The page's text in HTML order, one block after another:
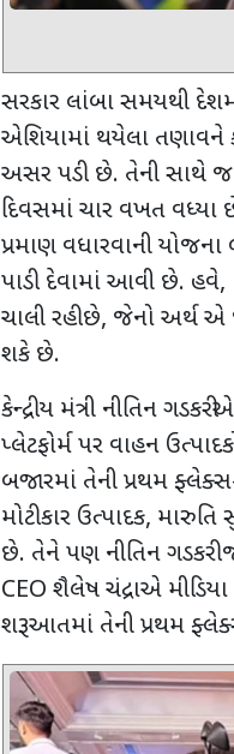
સરકાર લાંબા સમયથી
એશિયામાં થયેલા તણાવને
અસર પડી છે. તેની સાથે
દિવસમાં ચાર વખત વધ્યા
પ્રમાણ વધારવાની યોજના
પાડી દેવામાં આવી છે. હવે,
ચાલી રહી છે, જેનો અર્થ એ
શકે છે.
કેન્દ્રીય મંત્રી નીતિન
પ્લેટફોર્મ પર વાહન
બજારમાં તેની પ્રથમ
મોટી કાર ઉત્પાદક, મારુતિ
છે. તેને પણ નીતિન
CEO શૈલેષ ચંદ્રાએ
શરૂઆતમાં તેની પ્રથમ